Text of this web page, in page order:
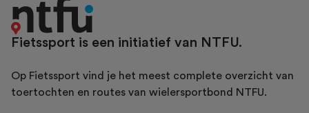
Fietssport is een initiatief van NTFU.
Op Fietssport vind je het meest complete overzicht van
toertochten en routes van wielersportbond NTFU.